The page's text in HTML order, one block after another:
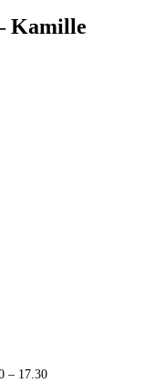
har
flere
Kamille
– 17.30